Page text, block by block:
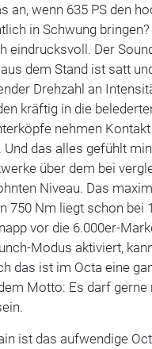
an, wenn 635 PS den
in Schwung
eindrucksvoll. Der
dem Stand ist satt
Drehzahl an
kräftig in die
nehmen
das alles gefühlt
über dem bei
Niveau. Das
750 Nm liegt schon bei
vor die 6.000er-
Modus aktiviert,
das ist im Octa eine
Motto: Es darf gerne
ist das aufwendige